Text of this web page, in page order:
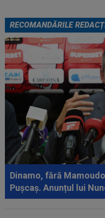
RECOMANDĂRILE
Dinamo, fără
Pușcaș. Anunțul lui